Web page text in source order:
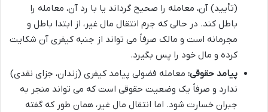
(تأیید) آن، معامله را صحیح گرداند یا با رد آن، معامله را
باطل کند. در حالی که جرم انتقال مال غیر، از ابتدا باطل و
مجرمانه است و مالک صرفاً می تواند از جنبه کیفری آن شکایت
کرده و مال خود را پس بگیرد.
پیامد حقوقی: معامله فضولی پیامد کیفری (زندان، جزای نقدی)
ندارد و صرفاً یک وضعیت حقوقی است که می تواند منجر به
جبران خسارت شود. اما انتقال مال غیر، همان طور که گفته